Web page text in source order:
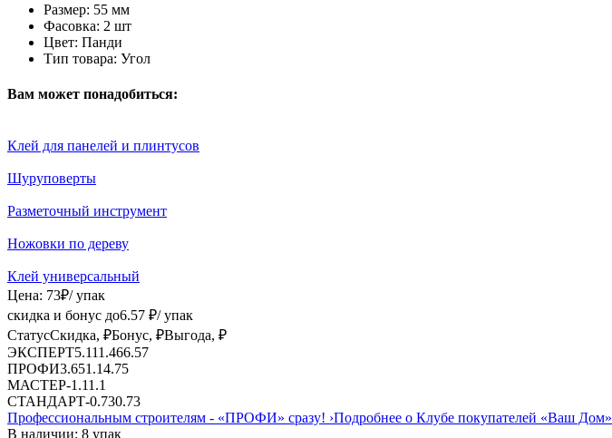
Размер: 55 мм
Фасовка: 2 шт
Цвет: Панди
Тип товара: Угол
Вам может понадобиться:
Клей для панелей и плинтусов
Шуруповерты
Разметочный инструмент
Ножовки по дереву
Клей универсальный
Цена: 73₽/ упак
скидка и бонус до6.57 ₽/ упак
СтатусСкидка, ₽Бонус, ₽Выгода, ₽
ЭКСПЕРТ5.111.466.57
ПРОФИ3.651.14.75
МАСТЕР-1.11.1
СТАНДАРТ-0.730.73
Профессиональным строителям - «ПРОФИ» сразу! ›Подробнее о Клубе покупателей «Ваш Дом»
В наличии: 8 упак